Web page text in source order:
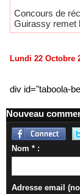
Concours de
Guirassy remet
Lundi 22 Octobre
div id="taboola-
Nouveau
Nom * :
Adresse email